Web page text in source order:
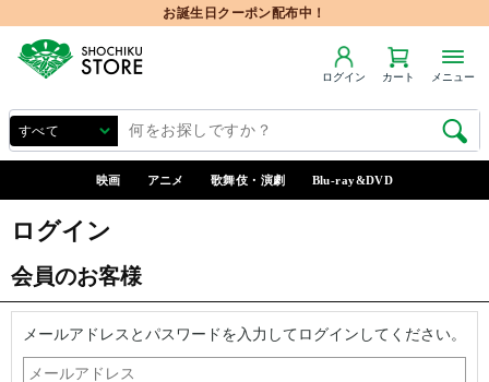
お誕生日クーポン配布中！
ログイン カート メニュー
映画 アニメ 歌舞伎・演劇 Blu-ray&DVD
ログイン
会員のお客様
メールアドレスとパスワードを入力してログインしてください。